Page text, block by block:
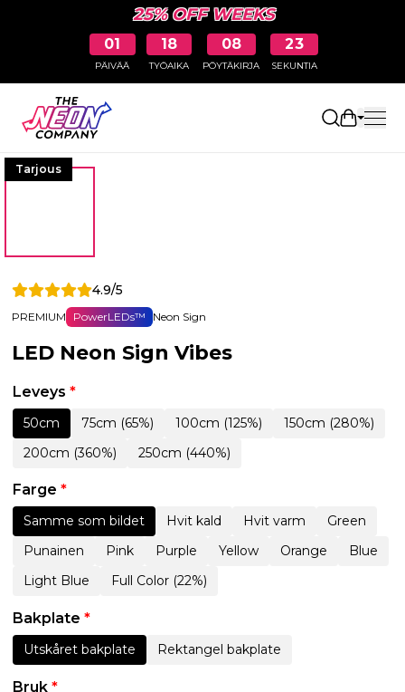
25% OFF WEEKS
01
PÄIVÄÄ
18
TYÖAIKA
08
PÖYTÄKIRJA
23
SEKUNTIA
Avaa
Tarjous
4.9/5
PREMIUM PowerLEDs™ Neon Sign
LED Neon Sign Vibes
Leveys *
50cm 75cm (65%) 100cm (125%)
150cm (280%)
200cm (360%)
250cm (440%)
Farge *
Samme som bildet Hvit kald Hvit varm
Green
Punainen
Pink Purple Yellow Orange
Blue
Light Blue
Full Color (22%)
Bakplate *
Utskåret bakplate Rektangel bakplate
Bruk *